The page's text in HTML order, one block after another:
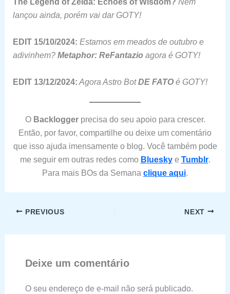
The Legend of Zelda: Echoes of Wisdom? Nem
lançou ainda, porém vai dar GOTY!
EDIT 15/10/2024: Estamos em meados de outubro e
adivinhem? Metaphor: ReFantazioagora é GOTY!
EDIT 13/12/2024: Agora Astro BotDE FATOé GOTY!
O Backloggerprecisa do seu apoio para crescer.
Então, por favor, compartilhe ou deixe um comentário
que isso ajuda imensamente o blog. Você também pode
me seguir em outras redes como Blueskye Tumblr.
Para mais BOs da Semana clique aqui.
PREVIOUS NEXT
Deixe um comentário
O seu endereço de e-mail não será publicado.